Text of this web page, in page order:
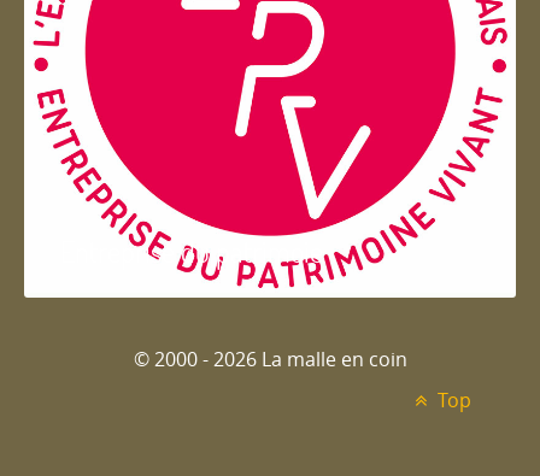
Entreprise du patrimoie
© 2000 - 2026 La malle en coin
Top